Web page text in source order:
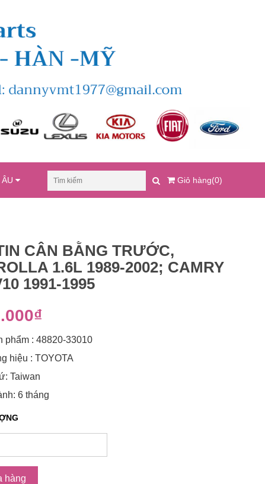
Giỏ hàng(0)
CÂN BẰNG TRƯỚC,
1.6L 1989-2002; CAMRY
1991-1995
phẩm : 48820-33010
hiệu : TOYOTA
Taiwan
6 tháng
hàng